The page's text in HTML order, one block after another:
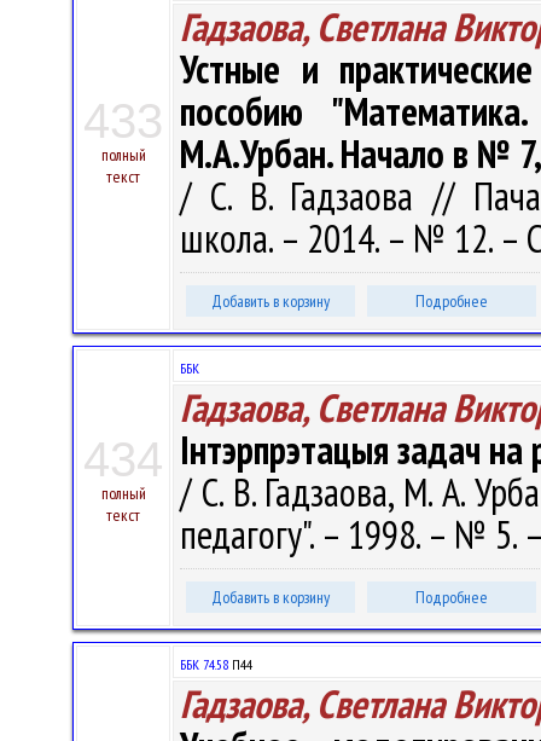
433
полный
текст
Гадзаова, Светлана
Устные и
пособию
М.А.Урбан. Начало в №
/ С. В. Гадзаова //
школа. – 2014. – № 12. –
Добавить в корзину Подробнее
434
полный
текст
ББК
Гадзаова, Светлана
Інтэрпрэтацыя задач на
/ С. В. Гадзаова, М. А.
педагогу". – 1998. – № 5.
Добавить в корзину Подробнее
ББК 74.58 П44
Гадзаова, Светлана